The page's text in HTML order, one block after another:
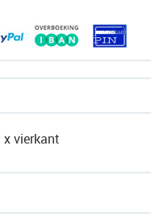
vierkant